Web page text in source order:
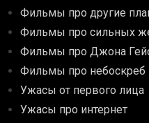
Фильмы про другие
Фильмы про сильных
Фильмы про Джона
Фильмы про небоскреб
Ужасы от первого лица
Ужасы про интернет